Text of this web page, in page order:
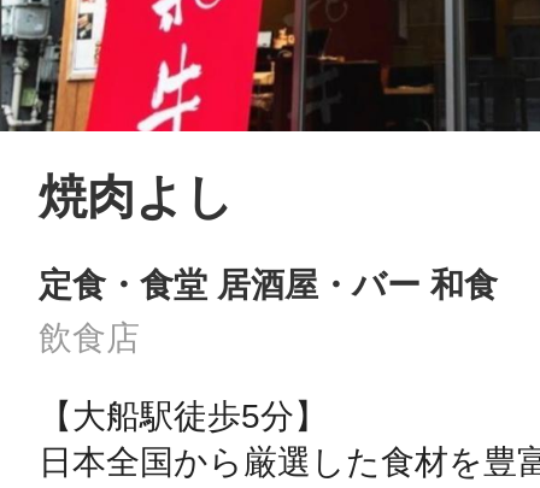
焼肉よし
定食・食堂 居酒屋・バー 和食
飲食店
【大船駅徒歩5分】
日本全国から厳選した食材を豊